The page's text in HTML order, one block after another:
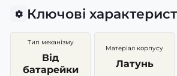
Ключові
Тип механізму
Від
батарейки
Матеріал корпусу
Латунь